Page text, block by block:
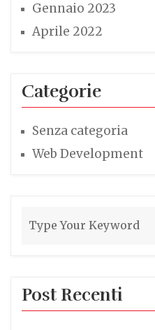
Gennaio 2023
Aprile 2022
Categorie
Senza categoria
Web Development
Post Recenti